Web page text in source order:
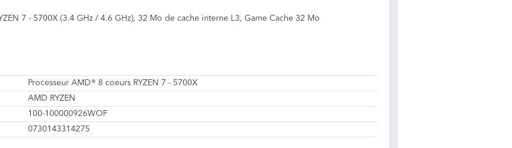
7 - 5700X (3.4 GHz / 4.6 GHz), 32 Mo de cache interne L3, Game Cache 32 Mo
Processeur AMD® 8 coeurs RYZEN 7 - 5700X
AMD RYZEN
100-100000926WOF
0730143314275